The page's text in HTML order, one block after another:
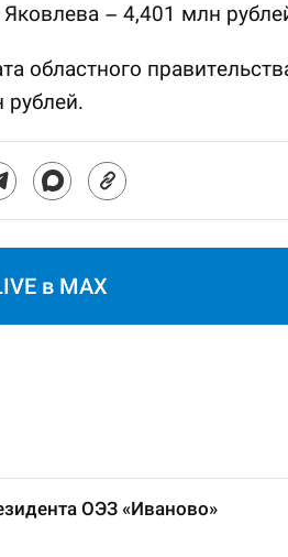
– 4,401 млн
областного
рублей.
в MAX
ОЭЗ «Иваново»